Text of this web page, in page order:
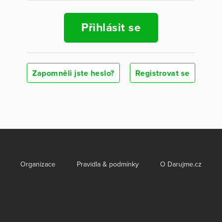
Přihlásit se
Zapomněli jste heslo? Registrovat se
Organizace Pravidla & podmínky O Darujme.cz